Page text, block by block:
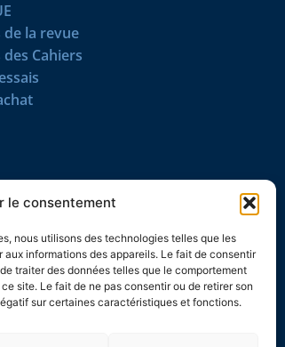
le consentement
nous utilisons des technologies telles que les
informations des appareils. Le fait de consentir
traiter des données telles que le comportement
site. Le fait de ne pas consentir ou de retirer son
sur certaines caractéristiques et fonctions.
la revue
Cahiers
NOUS